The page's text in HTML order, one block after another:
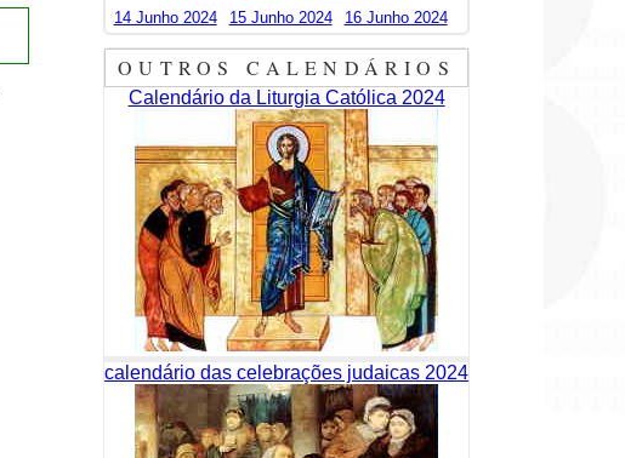
14 Junho 2024
15 Junho 2024 16 Junho 2024
OUTROS CALENDÁRIOS
Calendário da Liturgia Católica 2024
calendário das celebrações judaicas 2024